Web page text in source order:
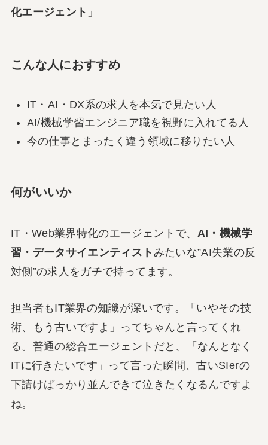
化エージェント」
こんな人におすすめ
IT・AI・DX系の求人を本気で見たい人
AI/機械学習エンジニア職を視野に入れてる人
今の仕事とまったく違う領域に移りたい人
何がいいか
IT・Web業界特化のエージェントで、 AI・機械学
習・データサイエンティスト みたいな”AI失業の反
対側”の求人をガチで持ってます。
担当者もIT業界の知識が深いです。「いやその技
術、もう古いですよ」ってちゃんと言ってくれ
る。普通の総合エージェントだと、「なんとなく
ITに行きたいです」って言った瞬間、古いSIerの
下請けばっかり並んできて泣きたくなるんですよ
ね。